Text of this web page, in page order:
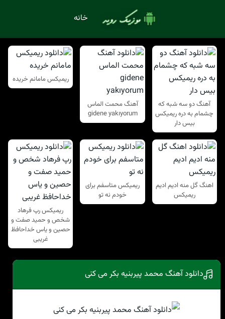
خانه
آهنگ دو سه شبه که
چشمام به دره ریمیکس
بیس دار
آهنگ محمت الماس
gidene yakıyorum
ریمیکس مامانم خریده
اهنگ گل منه ادیم ادیم
ریمیکس
ریمیکس متاسفم برای
خودم نه تو
ریمیکس رپ فرهاد
شخص و حمید صفت و
حصین و یاس خداحافظ
غریبی
دانلود آهنگ محمد پیربنیه بکر می کنی